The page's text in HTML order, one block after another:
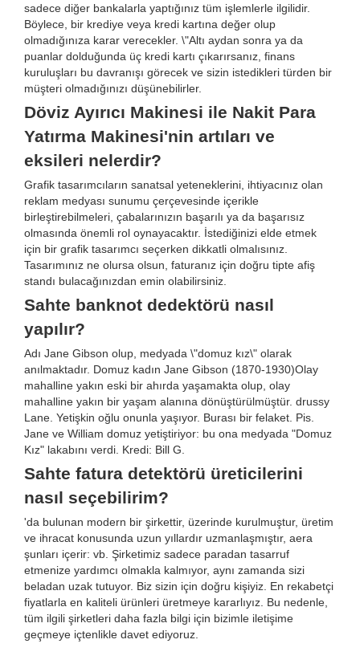
sadece diğer bankalarla yaptığınız tüm işlemlerle ilgilidir.
Böylece, bir krediye veya kredi kartına değer olup
olmadığınıza karar verecekler. \"Altı aydan sonra ya da
puanlar dolduğunda üç kredi kartı çıkarırsanız, finans
kuruluşları bu davranışı görecek ve sizin istedikleri türden bir
müşteri olmadığınızı düşünebilirler.
Döviz Ayırıcı Makinesi ile Nakit Para
Yatırma Makinesi'nin artıları ve
eksileri nelerdir?
Grafik tasarımcıların sanatsal yeteneklerini, ihtiyacınız olan
reklam medyası sunumu çerçevesinde içerikle
birleştirebilmeleri, çabalarınızın başarılı ya da başarısız
olmasında önemli rol oynayacaktır. İstediğinizi elde etmek
için bir grafik tasarımcı seçerken dikkatli olmalısınız.
Tasarımınız ne olursa olsun, faturanız için doğru tipte afiş
standı bulacağınızdan emin olabilirsiniz.
Sahte banknot dedektörü nasıl
yapılır?
Adı Jane Gibson olup, medyada \"domuz kız\" olarak
anılmaktadır. Domuz kadın Jane Gibson (1870-1930)Olay
mahalline yakın eski bir ahırda yaşamakta olup, olay
mahalline yakın bir yaşam alanına dönüştürülmüştür. drussy
Lane. Yetişkin oğlu onunla yaşıyor. Burası bir felaket. Pis.
Jane ve William domuz yetiştiriyor: bu ona medyada "Domuz
Kız" lakabını verdi. Kredi: Bill G.
Sahte fatura detektörü üreticilerini
nasıl seçebilirim?
'da bulunan modern bir şirkettir, üzerinde kurulmuştur, üretim
ve ihracat konusunda uzun yıllardır uzmanlaşmıştır, aera
şunları içerir: vb. Şirketimiz sadece paradan tasarruf
etmenize yardımcı olmakla kalmıyor, aynı zamanda sizi
beladan uzak tutuyor. Biz sizin için doğru kişiyiz. En rekabetçi
fiyatlarla en kaliteli ürünleri üretmeye kararlıyız. Bu nedenle,
tüm ilgili şirketleri daha fazla bilgi için bizimle iletişime
geçmeye içtenlikle davet ediyoruz.